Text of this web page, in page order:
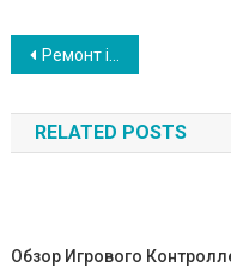
Навигация
по
записям
Ремонт iPhone: ваш путеводитель по восстановлению идеала
RELATED POSTS
Обзор Игрового